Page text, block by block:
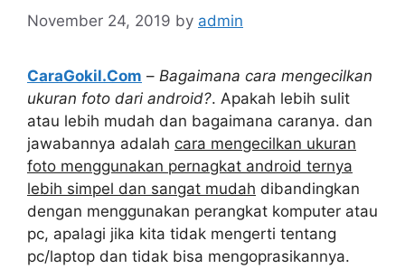
November 24, 2019 by admin
CaraGokil.Com – Bagaimana cara mengecilkan
ukuran foto dari android?. Apakah lebih sulit
atau lebih mudah dan bagaimana caranya. dan
jawabannya adalah cara mengecilkan ukuran
foto menggunakan pernagkat android ternya
lebih simpel dan sangat mudah dibandingkan
dengan menggunakan perangkat komputer atau
pc, apalagi jika kita tidak mengerti tentang
pc/laptop dan tidak bisa mengoprasikannya.